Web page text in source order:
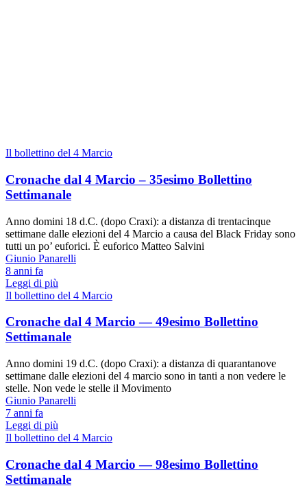
Il bollettino del 4 Marcio
Cronache dal 4 Marcio – 35esimo Bollettino
Settimanale
Anno domini 18 d.C. (dopo Craxi): a distanza di trentacinque
settimane dalle elezioni del 4 Marcio a causa del Black Friday sono
tutti un po’ euforici. È euforico Matteo Salvini
Giunio Panarelli
8 anni fa
Leggi di più
Il bollettino del 4 Marcio
Cronache dal 4 Marcio — 49esimo Bollettino
Settimanale
Anno domini 19 d.C. (dopo Craxi): a distanza di quarantanove
settimane dalle elezioni del 4 marcio sono in tanti a non vedere le
stelle. Non vede le stelle il Movimento
Giunio Panarelli
7 anni fa
Leggi di più
Il bollettino del 4 Marcio
Cronache dal 4 Marcio — 98esimo Bollettino
Settimanale